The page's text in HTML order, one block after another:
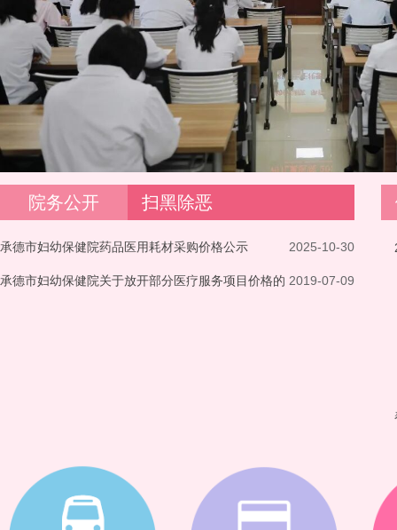
院务公开 扫黑除恶
2025-10-30
承德市妇幼保健院药品医用耗材采购价格公示
2019-07-09
承德市妇幼保健院关于放开部分医疗服务项目价格的